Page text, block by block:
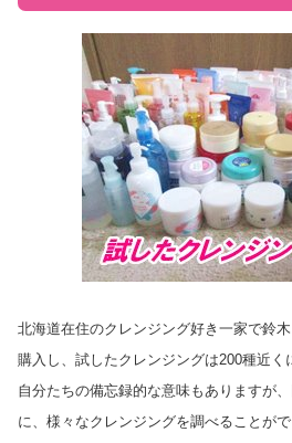
北海道在住のクレンジング好き一家で鈴
購入し、試したクレンジングは200種近く
自分たちの備忘録的な意味もありますが
に、様々なクレンジングを調べることが